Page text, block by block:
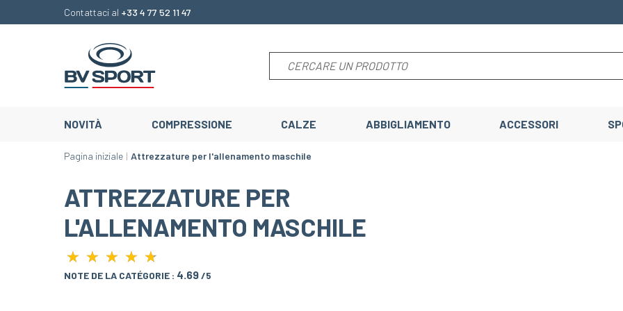
Contattaci al +33 4 77 52 11 47
NOVITÀ COMPRESSIONE CALZE ABBIGLIAMENTO ACCESSORI
Pagina iniziale Attrezzature per l'allenamento maschile
ATTREZZATURE PER
L'ALLENAMENTO MASCHILE
★ ★ ★ ★ ★
★ ★ ★ ★ ★
NOTE DE LA CATÉGORIE : 4.69/5